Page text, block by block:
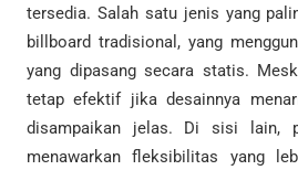
tersedia. Salah satu jenis yang
billboard tradisional, yang
yang dipasang secara statis.
tetap efektif jika desainnya
disampaikan jelas. Di sisi lain,
menawarkan fleksibilitas yang